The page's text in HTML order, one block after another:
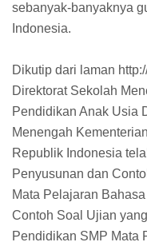
sebanyak-banyaknya
Indonesia.
Dikutip dari laman
Direktorat Sekolah
Pendidikan Anak Usia
Menengah
Republik Indonesia
Penyusunan dan
Mata Pelajaran
Contoh Soal Ujian
Pendidikan SMP Mata